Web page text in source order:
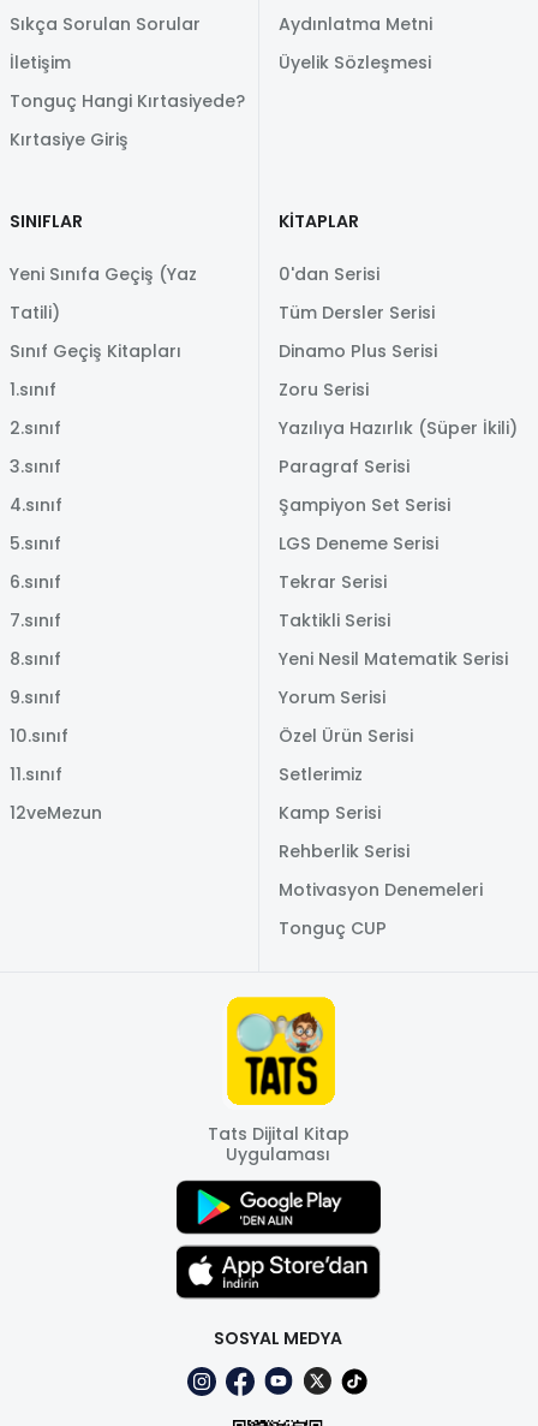
Sıkça Sorulan Sorular
İletişim
Tonguç Hangi Kırtasiyede?
Kırtasiye Giriş
Aydınlatma Metni
Üyelik Sözleşmesi
SINIFLAR
Yeni Sınıfa Geçiş (Yaz
Tatili)
Sınıf Geçiş Kitapları
1.sınıf
2.sınıf
3.sınıf
4.sınıf
5.sınıf
6.sınıf
7.sınıf
8.sınıf
9.sınıf
10.sınıf
11.sınıf
12veMezun
KİTAPLAR
0'dan Serisi
Tüm Dersler Serisi
Dinamo Plus Serisi
Zoru Serisi
Yazılıya Hazırlık (Süper İkili)
Paragraf Serisi
Şampiyon Set Serisi
LGS Deneme Serisi
Tekrar Serisi
Taktikli Serisi
Yeni Nesil Matematik Serisi
Yorum Serisi
Özel Ürün Serisi
Setlerimiz
Kamp Serisi
Rehberlik Serisi
Motivasyon Denemeleri
Tonguç CUP
Tats Dijital Kitap
Uygulaması
SOSYAL MEDYA